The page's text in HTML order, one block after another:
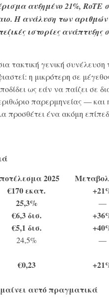
αυξημένο 21%,
Η ανάλυση των
ιστορίες ανάπτυξης
τακτική γενική συνέλευση
η μικρότερη σε
ως εάν να παίζει σε
παρερμηνείας — και
προσθέτει ένα ακόμη
2025
€170 εκατ.
25,3% —
€6,3 δισ.
€5,1 δισ.
24,5% —
€0,23
αυτό πραγματικά